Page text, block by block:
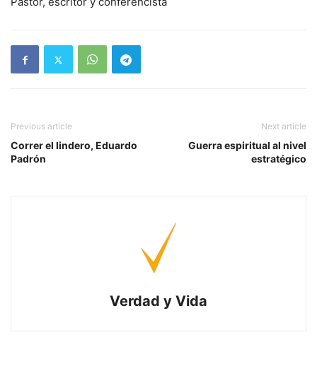
Previous article
Correr el lindero, Eduardo
Padrón
Next article
Guerra espiritual al nivel
estratégico
Verdad y Vida